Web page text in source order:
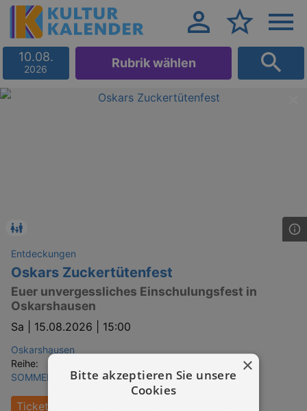
10.08.
2026 Rubrik wählen
Entdeckungen
Oskars Zuckertütenfest
Euer unvergessliches Einschulungsfest in
Oskarshausen
Sa | 15.08.2026 | 15:00
Oskarshausen
Reihe:
SOMMERFERIEN IN DRESDEN & UMGEBUNG
Tickets
×
Bitte akzeptieren Sie unsere
Cookies